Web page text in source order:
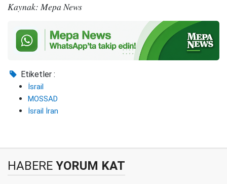
Kaynak: Mepa News
Etiketler :
İsrail
MOSSAD
İsrail İran
HABERE YORUM KAT